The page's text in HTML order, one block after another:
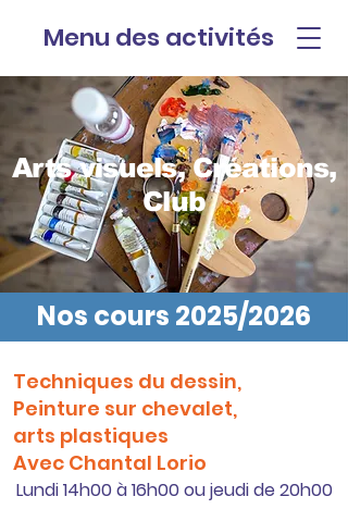
Menu des activités
Arts visuels, Créations,
Club
Nos cours 2025/2026
Techniques du dessin,
Peinture sur chevalet,
arts plastiques
Avec Chantal Lorio
Lundi 14h00 à 16h00 ou jeudi de 20h00